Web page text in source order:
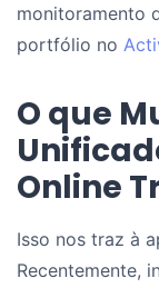
monitoramento
portfólio no
O que
Online
Isso nos traz à
Recentemente,